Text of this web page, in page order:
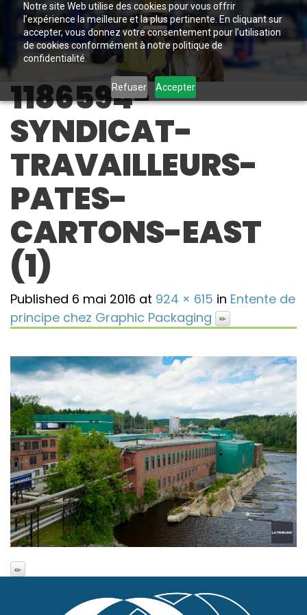
Notre site Web utilise des cookies pour vous offrir
l’expérience la meilleure et la plus pertinente. En cliquant sur
accepter, vous donnez votre consentement pour l’utilisation
de cookies conformément à notre politique de
confidentialité.
Refuser Accepter
1186594-
SYNDICAT-
TRAVAILLEURS-
PATES-
CARTONS-EAST
(1)
Published 6 mai 2016 at 924 × 615 in Entente de
principe chez Graphic Packaging